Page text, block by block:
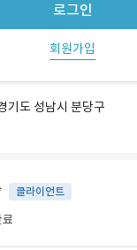
로그인
회원가입
기도 성남시 분당구
클라이언트